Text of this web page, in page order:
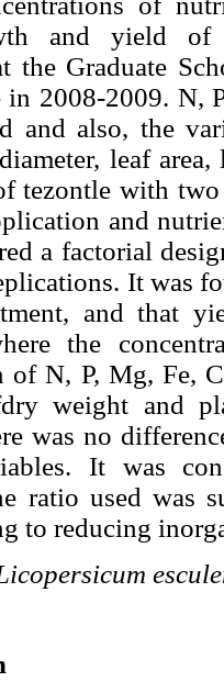
and yield
the Graduate
in 2008-2009. N,
and also, the
leaf
tezontle with
and
a factorial
It was
and that
the
of N, P, Mg, Fe,
weight and
was no
It was
ratio used was
to reducing